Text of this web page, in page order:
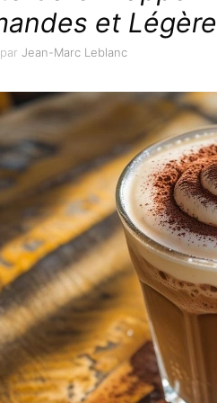
et
par Jean-Marc Leblanc